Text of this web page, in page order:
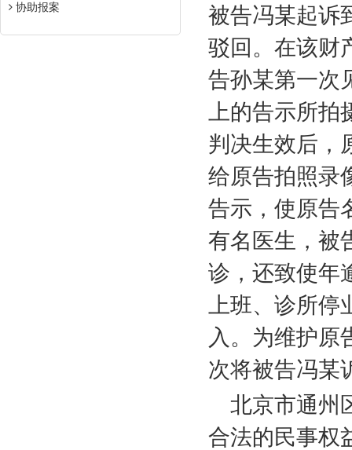
协助报案
被告冯某起诉
驳回。在该财
告孙某第一次
上的告示所
判决生效后，
给原告拍照录
告示，使原告
有名医生，被
诊，还致使年
上班、诊所
入。为维护原
次将被告冯某
北京市通州
合法的民事权